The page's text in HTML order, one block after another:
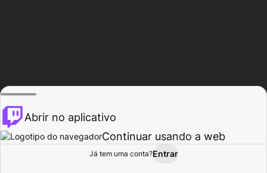
Procurar Atividade
Abrir no aplicativo
Continuar usando a web
Já tem uma conta?Entrar